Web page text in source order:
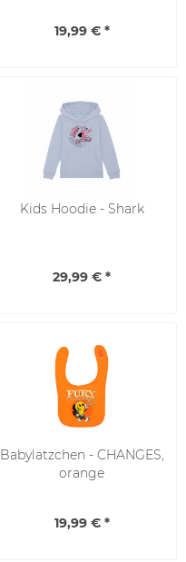
19,99 € *
Kids Hoodie - Shark
29,99 € *
Babylätzchen - CHANGES,
orange
19,99 € *